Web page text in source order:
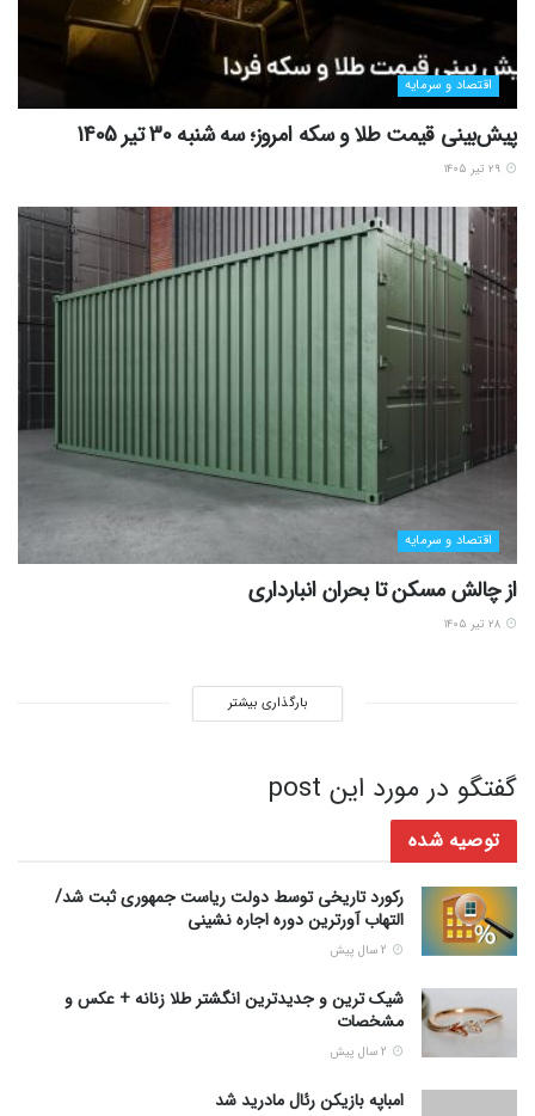
اقتصاد و سرمایه
پیش‌بینی قیمت طلا و سکه امروز؛ سه شنبه 30 تیر 1405
اقتصاد و سرمایه
از چالش مسکن تا بحران انبارداری
بارگذاری بیشتر
گفتگو در مورد این post
توصیه شده
رکورد تاریخی توسط دولت ریاست جمهوری ثبت شد/
التهاب آورترین دوره اجاره نشینی
شیک ترین و جدیدترین انگشتر طلا زنانه + عکس و
مشخصات
امباپه بازیکن رئال مادرید شد